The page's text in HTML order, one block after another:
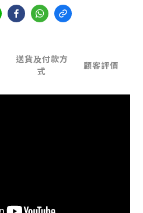
送貨及付款方
式
顧客評價